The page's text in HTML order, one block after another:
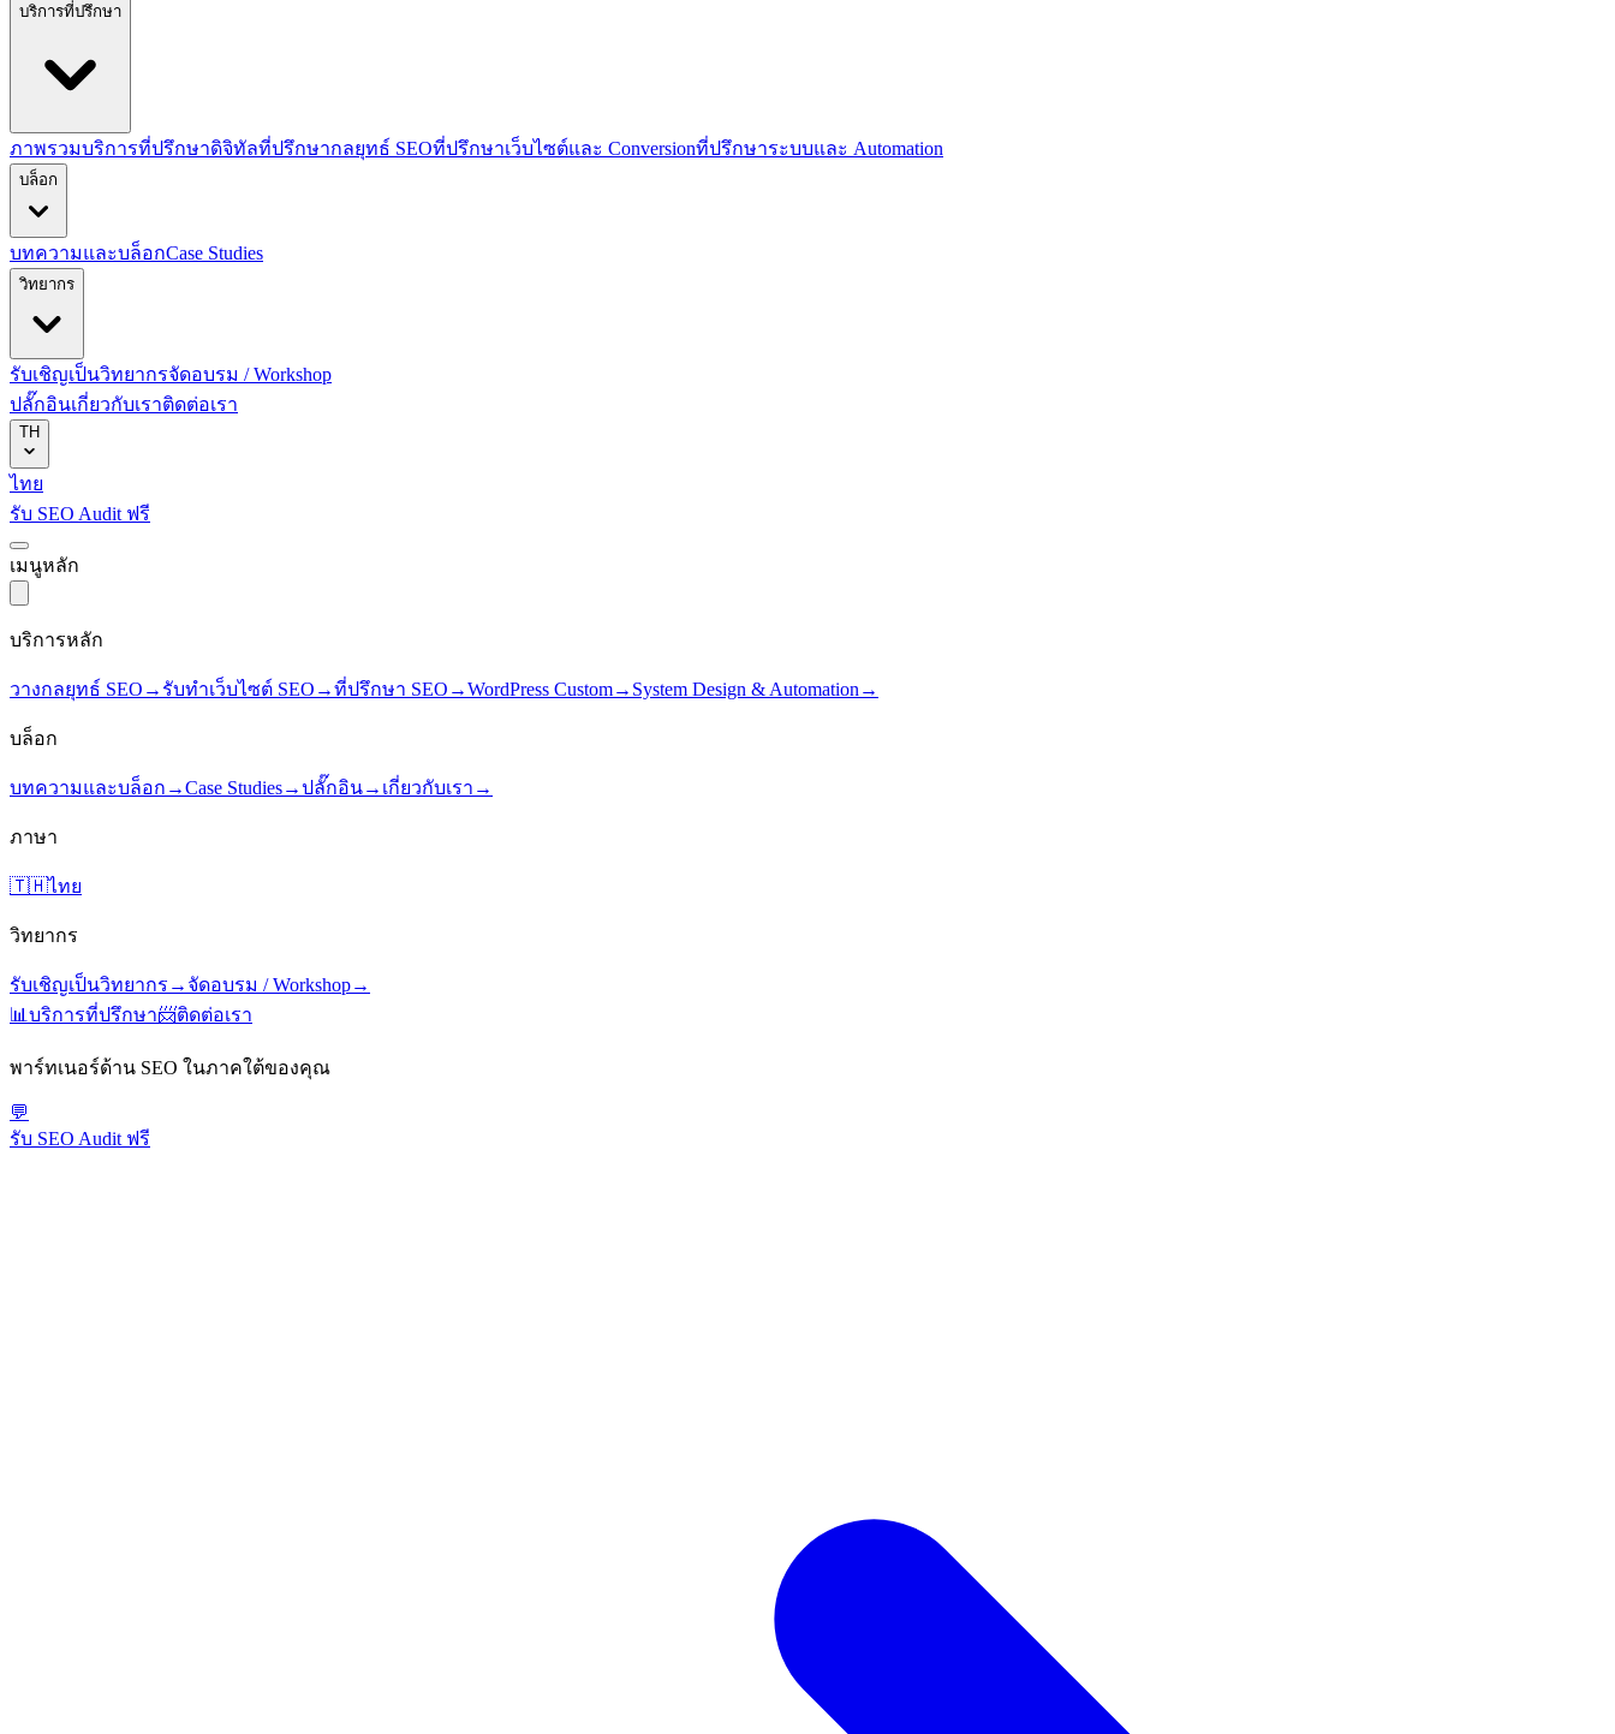
บริการที่ปรึกษา
ภาพรวมบริการที่ปรึกษาดิจิทัลที่ปรึกษากลยุทธ์ SEOที่ปรึกษาเว็บไซต์และ Conversionที่ปรึกษาระบบและ Automation
บล็อก
บทความและบล็อกCase Studies
วิทยากร
รับเชิญเป็นวิทยากรจัดอบรม / Workshop
ปลั๊กอินเกี่ยวกับเราติดต่อเรา
TH
ไทย
รับ SEO Audit ฟรี
เมนูหลัก
บริการหลัก
วางกลยุทธ์ SEO → รับทำเว็บไซต์ SEO →ที่ปรึกษา SEO →WordPress Custom→ System Design & Automation →
บล็อก
บทความและบล็อก →Case Studies→ปลั๊กอิน→ เกี่ยวกับเรา →
ภาษา
🇹🇭ไทย
วิทยากร
รับเชิญเป็นวิทยากร → จัดอบรม / Workshop→
📊 บริการที่ปรึกษา📨ติดต่อเรา
พาร์ทเนอร์ด้าน SEO ในภาคใต้ของคุณ
💬
รับ SEO Audit ฟรี